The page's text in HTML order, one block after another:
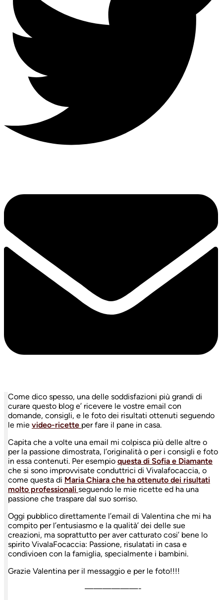
Come dico spesso, una delle soddisfazioni più grandi di
curare questo blog e’ ricevere le vostre email con
domande, consigli, e le foto dei risultati ottenuti seguendo
le mie video-ricette per fare il pane in casa.
Capita che a volte una email mi colpisca più delle altre o
per la passione dimostrata, l’originalità o per i consigli e foto
in essa contenuti. Per esempio questa di Sofia e Diamante
che si sono improvvisate conduttrici di Vivalafocaccia, o
come questa di Maria Chiara che ha ottenuto dei risultati
molto professionali seguendo le mie ricette ed ha una
passione che traspare dal suo sorriso.
Oggi pubblico direttamente l’email di Valentina che mi ha
compito per l’entusiasmo e la qualità’ dei delle sue
creazioni, ma soprattutto per aver catturato cosi’ bene lo
spirito VivalaFocaccia: Passione, risulatati in casa e
condivioen con la famiglia, specialmente i bambini.
Grazie Valentina per il messaggio e per le foto!!!!
——————-